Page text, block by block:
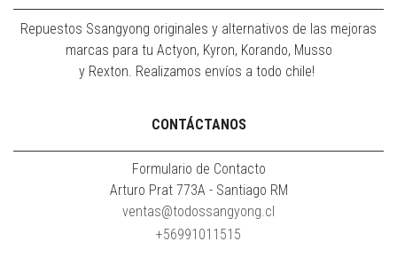
Repuestos Ssangyong originales y alternativos de las mejoras
marcas para tu Actyon, Kyron, Korando, Musso
y Rexton. Realizamos envíos a todo chile!
CONTÁCTANOS
Formulario de Contacto
Arturo Prat 773A - Santiago RM
ventas@todossangyong.cl
+56991011515